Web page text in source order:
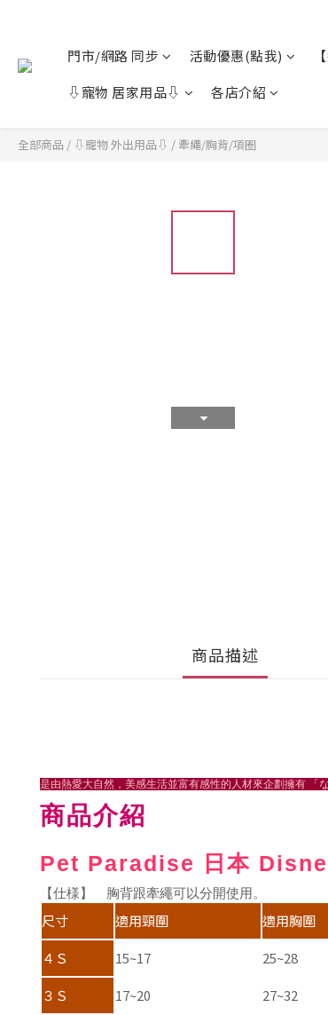
門市/網路 同步 活動優惠(點我)
⇩寵物 居家用品⇩
各店介紹
全部商品 / ⇩寵物 外出用品⇩ / 牽繩/胸背/項圈
商品描述
是由熱愛大自然，美感生活並富有感性的人材來企劃擁有 「
商品介紹
Pet Paradise 日本
【仕様】 胸背跟牽繩可以分開使用。
尺寸 適用頸圍 適用胸圍
４Ｓ
15~17 25~28
３Ｓ
17~20 27~32